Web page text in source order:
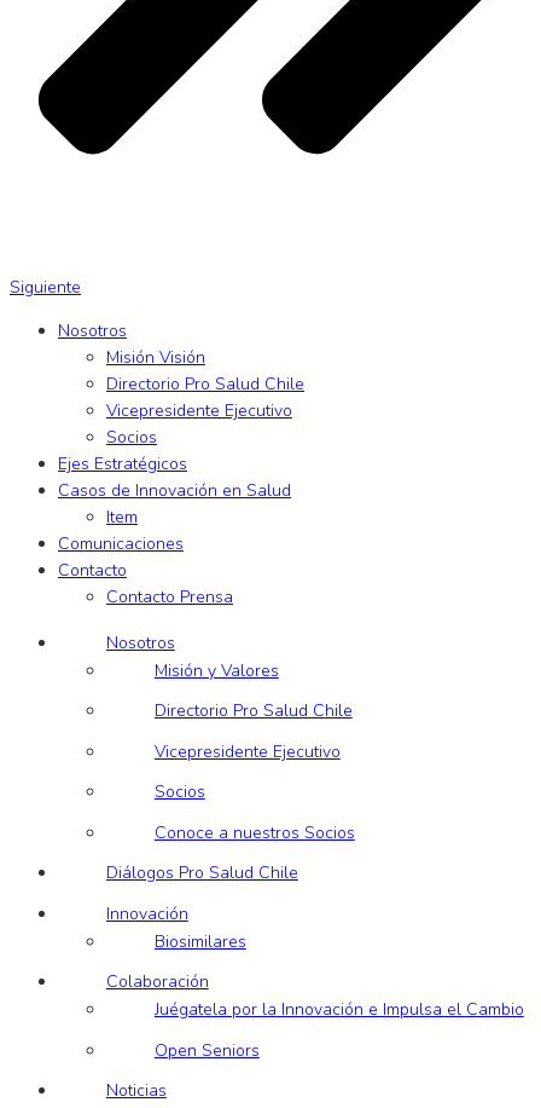
Siguiente
Nosotros
Misión Visión
Directorio Pro Salud Chile
Vicepresidente Ejecutivo
Socios
Ejes Estratégicos
Casos de Innovación en Salud
Item
Comunicaciones
Contacto
Contacto Prensa
Nosotros
Misión y Valores
Directorio Pro Salud Chile
Vicepresidente Ejecutivo
Socios
Conoce a nuestros Socios
Diálogos Pro Salud Chile
Innovación
Biosimilares
Colaboración
Juégatela por la Innovación e Impulsa el Cambio
Open Seniors
Noticias